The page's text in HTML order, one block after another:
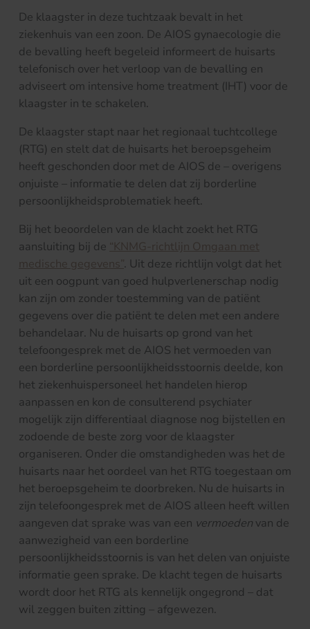
De klaagster in deze tuchtzaak bevalt in het
ziekenhuis van een zoon. De AIOS gynaecologie die
de bevalling heeft begeleid informeert de huisarts
telefonisch over het verloop van de bevalling en
adviseert om intensive home treatment (IHT) voor de
klaagster in te schakelen.
De klaagster stapt naar het regionaal tuchtcollege
(RTG) en stelt dat de huisarts het beroepsgeheim
heeft geschonden door met de AIOS de – overigens
onjuiste – informatie te delen dat zij borderline
persoonlijkheidsproblematiek heeft.
Bij het beoordelen van de klacht zoekt het RTG
aansluiting bij de “KNMG-richtlijn Omgaan met
medische gegevens”. Uit deze richtlijn volgt dat het
uit een oogpunt van goed hulpverlenerschap nodig
kan zijn om zonder toestemming van de patiënt
gegevens over die patiënt te delen met een andere
behandelaar. Nu de huisarts op grond van het
telefoongesprek met de AIOS het vermoeden van
een borderline persoonlijkheidsstoornis deelde, kon
het ziekenhuispersoneel het handelen hierop
aanpassen en kon de consulterend psychiater
mogelijk zijn differentiaal diagnose nog bijstellen en
zodoende de beste zorg voor de klaagster
organiseren. Onder die omstandigheden was het de
huisarts naar het oordeel van het RTG toegestaan om
het beroepsgeheim te doorbreken. Nu de huisarts in
zijn telefoongesprek met de AIOS alleen heeft willen
aangeven dat sprake was van een vermoeden van de
aanwezigheid van een borderline
persoonlijkheidsstoornis is van het delen van onjuiste
informatie geen sprake. De klacht tegen de huisarts
wordt door het RTG als kennelijk ongegrond – dat
wil zeggen buiten zitting – afgewezen.